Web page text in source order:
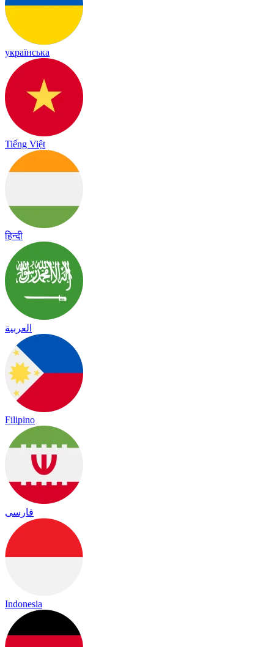
українська
Tiếng Việt
हिन्दी
العربية
Filipino
فارسی
Indonesia